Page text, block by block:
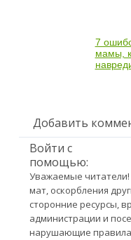
7
мамы,
Добавить
Войти с
помощью:
Уважаемые
мат, оскорбления
сторонние ресурсы,
администрации и
нарушающие правила